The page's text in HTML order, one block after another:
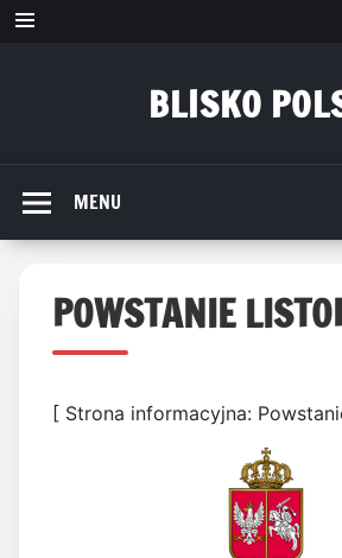
Przejdź
BLISKO
MENU
POWSTANIE
[ Strona informacyjna: